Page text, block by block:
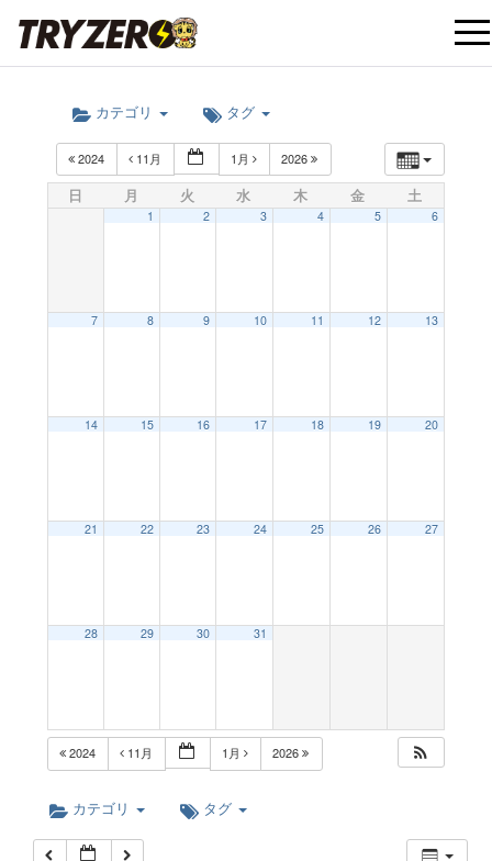
t
カテゴリ タグ
2024 11月 1月 2026
日 月 火 水 木 金 土
1 2 3 4 5 6
7 8 9 10 11 12 13
14 15 16 17 18 19 20
21 22 23 24 25 26 27
28 29 30 31
2024 11月 1月 2026
カテゴリ タグ
5:00 AM
6:00 AM